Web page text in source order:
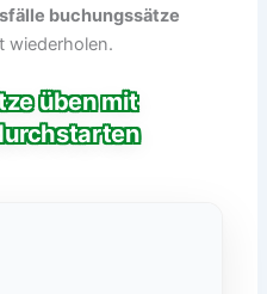
buchungssätze
wiederholen.
üben mit